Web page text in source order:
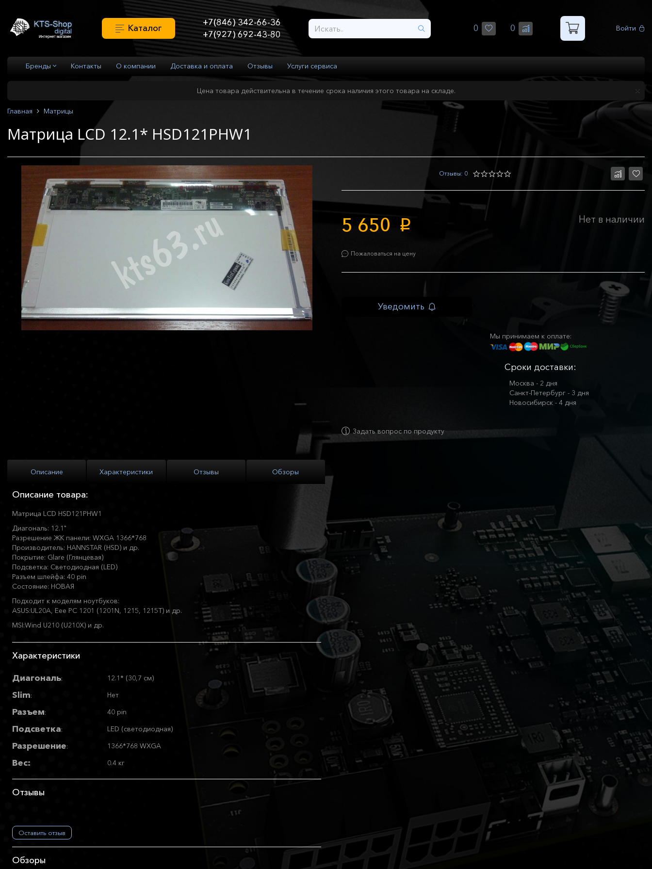
Каталог
+7(846) 342-66-36
+7(927) 692-43-80
0 0 Войти
Бренды Контакты О компании Доставка и оплата Отзывы Услуги сервиса
Цена товара действительна в течение срока наличия этого товара на складе.
Главная Матрицы
Матрица LCD 12.1* HSD121PHW1
Отзывы: 0
5 650 p
Пожаловаться на цену
Нет в наличии
Уведомить
Мы принимаем к оплате:
Сроки доставки:
Москва - 2 дня
Санкт-Петербург - 3 дня
Новосибирск - 4 дня
Задать вопрос по продукту
Описание Характеристики Отзывы Обзоры
Описание товара:
Матрица LCD HSD121PHW1
Диагональ: 12.1"
Разрешение ЖК панели: WXGA 1366*768
Производитель: HANNSTAR (HSD) и др.
Покрытие: Glare (Глянцевая)
Подсветка: Светодиодная (LED)
Разъем шлейфа: 40 pin
Состояние: НОВАЯ
Подходит к моделям ноутбуков:
ASUS:UL20A, Eee PC 1201 (1201N, 1215, 1215T) и др.
MSI:Wind U210 (U210X) и др.
Характеристики
Диагональ: 12.1* (30,7 см)
Slim: Нет
Разъем: 40 pin
Подсветка: LED (светодиодная)
Разрешение: 1366*768 WXGA
Вес: 0.4 кг
Отзывы
Оставить отзыв
Обзоры